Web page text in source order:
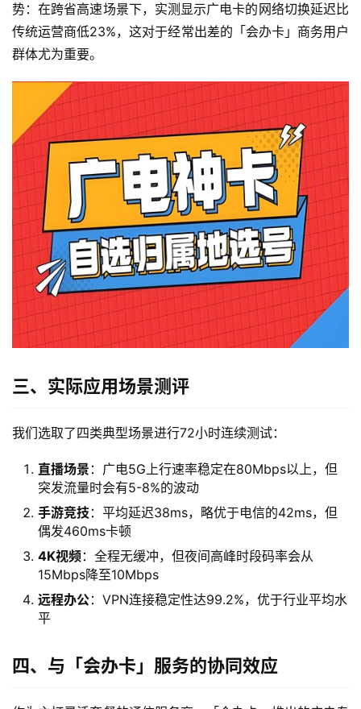
量
势：在跨省高速场景下，实测显示广电卡的网络切换延迟比
传统运营商低23%，这对于经常出差的「会办卡」商务用户
群体尤为重要。
三、实际应用场景测评
我们选取了四类典型场景进行72小时连续测试：
直播场景 ：广电5G上行速率稳定在80Mbps以上，但
突发流量时会有5-8%的波动
手游竞技：平均延迟38ms，略优于电信的42ms，但
偶发460ms卡顿
4K视频：全程无缓冲，但夜间高峰时段码率会从
15Mbps降至10Mbps
远程办公：VPN连接稳定性达99.2%，优于行业平均水
平
四、与「会办卡」服务的协同效应